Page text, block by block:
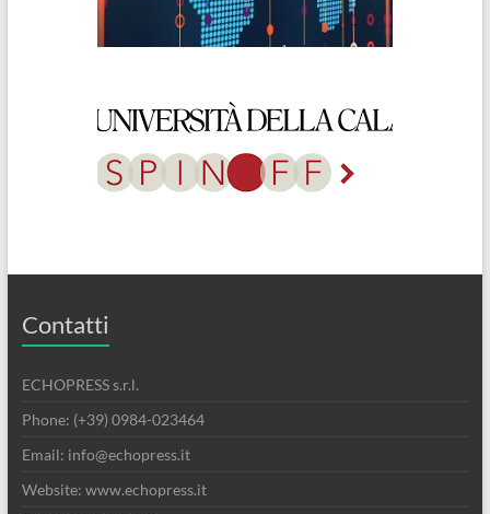
Contatti
ECHOPRESS s.r.l.
Phone: (+39) 0984-023464
Email: info@echopress.it
Website: www.echopress.it